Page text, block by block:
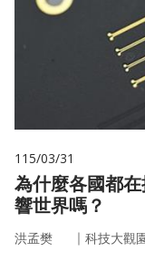
115/03/31
為什麼各國都
響世界嗎？
洪孟樊 ｜ 科技大觀